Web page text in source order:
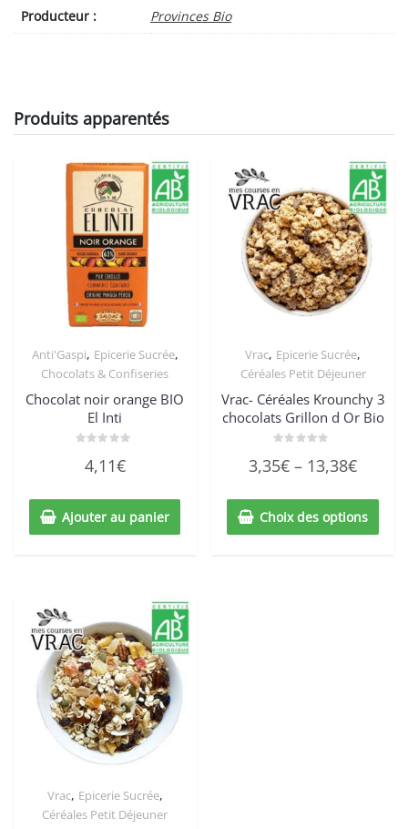
Producteur : Provinces Bio
Produits apparentés
Anti'Gaspi, Epicerie Sucrée,
Chocolats & Confiseries
Chocolat noir orange BIO
El Inti
sur
4,11€
Ajouter au panier
Vrac, Epicerie Sucrée,
Céréales Petit Déjeuner
Vrac- Céréales Krounchy 3
chocolats Grillon d Or Bio
0
3,35€ – 13,38€
Choix des options
Vrac, Epicerie Sucrée,
Céréales Petit Déjeuner